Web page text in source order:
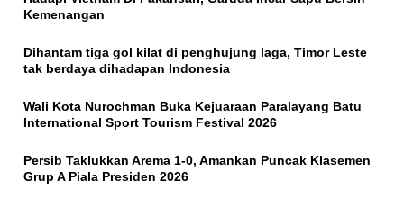
Kemenangan
Dihantam tiga gol kilat di penghujung laga, Timor Leste
tak berdaya dihadapan Indonesia
Wali Kota Nurochman Buka Kejuaraan Paralayang Batu
International Sport Tourism Festival 2026
Persib Taklukkan Arema 1-0, Amankan Puncak Klasemen
Grup A Piala Presiden 2026